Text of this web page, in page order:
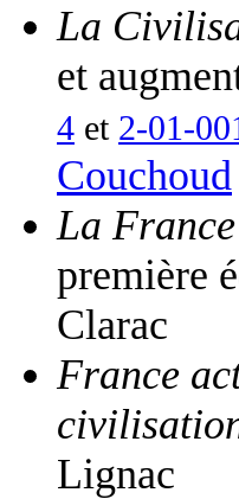
La
et
4 et 2-01-
Couchoud
La
première
Clarac
France
Lignac